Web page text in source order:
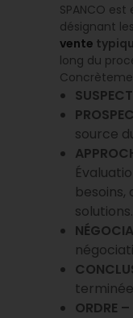
SPANCO
désignant les
vente
long du
source
besoins,
solutions.
ORDRE –